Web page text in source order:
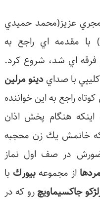
عزيز(محمد حميدي
مقدمه اي راجع به
اي شد، شروع كرد.
با صدايدينو مرلين
راجع به اين خواننده
هنگام پخش اذان
خانمش يك زن محجبه
در صف اول نماز
از مجموعهبيورك با
جاكسيماويچرو كه در